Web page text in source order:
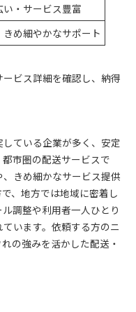
・サービス豊富
め細やかなサポート
ビス詳細を確認し、納得
ている企業が多く、安定
市圏の配送サービスで
きめ細かなサービス提供
、地方では地域に密着し
調整や利用者一人ひとり
います。依頼する方のニ
の強みを活かした配送・